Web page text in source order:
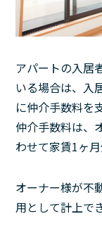
アパートの入居
いる場合は、入
に仲介手数料を
仲介手数料は、
わせて家賃1ヶ
オーナー様が不
用として計上で